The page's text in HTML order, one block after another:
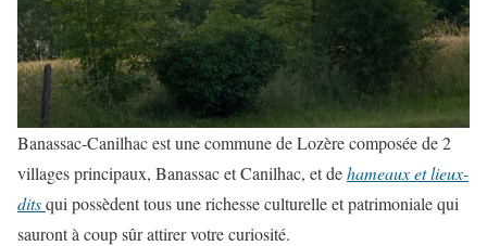
Banassac-Canilhac est une commune de Lozère composée de 2
villages principaux, Banassac et Canilhac, et dehameaux et lieux-
ditsqui possèdent tous une richesse culturelle et patrimoniale qui
sauront à coup sûr attirer votre curiosité.